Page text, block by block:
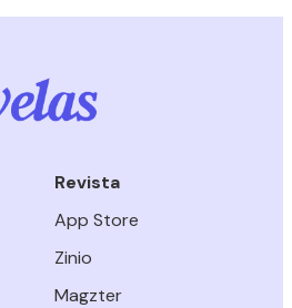
Revista
App Store
Zinio
Magzter